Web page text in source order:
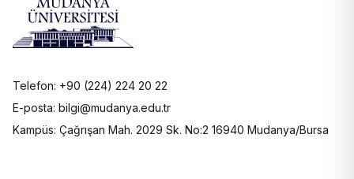
Telefon: +90 (224) 224 20 22
E-posta: bilgi@mudanya.edu.tr
Kampüs: Çağrışan Mah. 2029 Sk. No:2 16940 Mudanya/Bursa